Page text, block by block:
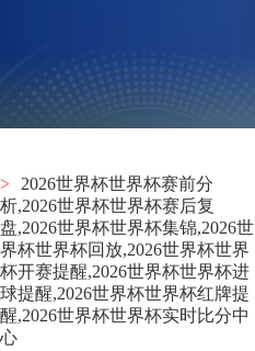
>
2026世界杯世界杯赛前分
析,2026世界杯世界杯赛后复
盘,2026世界杯世界杯集锦,2026世
界杯世界杯回放,2026世界杯世界
杯开赛提醒,2026世界杯世界杯进
球提醒,2026世界杯世界杯红牌提
醒,2026世界杯世界杯实时比分中
心